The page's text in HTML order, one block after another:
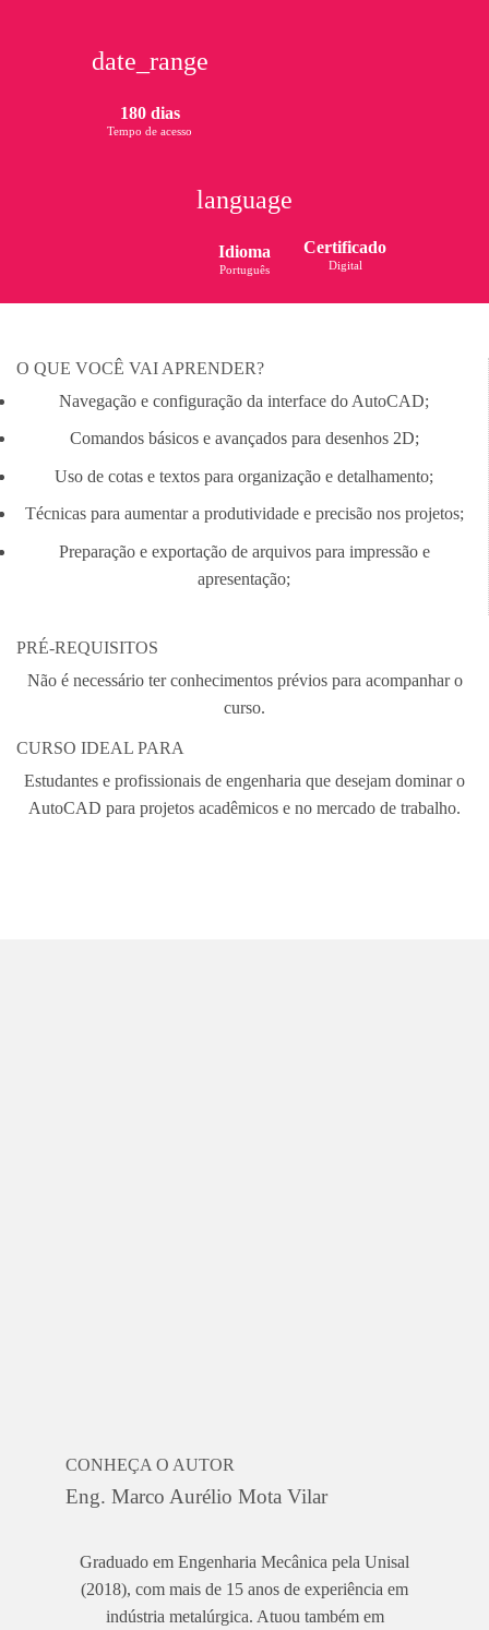
date_range
180 dias
Tempo de acesso
Certificado
Digital
language
Idioma
Português
O QUE VOCÊ VAI APRENDER?
Navegação e configuração da interface do AutoCAD;
Comandos básicos e avançados para desenhos 2D;
Uso de cotas e textos para organização e detalhamento;
Técnicas para aumentar a produtividade e precisão nos projetos;
Preparação e exportação de arquivos para impressão e
apresentação;
PRÉ-REQUISITOS
Não é necessário ter conhecimentos prévios para acompanhar o
curso.
CURSO IDEAL PARA
Estudantes e profissionais de engenharia que desejam dominar o
AutoCAD para projetos acadêmicos e no mercado de trabalho.
CONHEÇA O AUTOR
Eng. Marco Aurélio Mota Vilar
Graduado em Engenharia Mecânica pela Unisal
(2018), com mais de 15 anos de experiência em
indústria metalúrgica. Atuou também em